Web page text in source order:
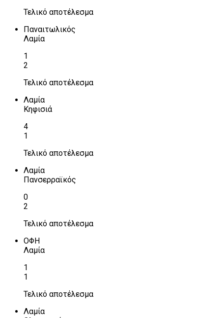
Τελικό αποτέλεσμα
Παναιτωλικός
Λαμία
1
2
Τελικό αποτέλεσμα
Λαμία
Κηφισιά
4
1
Τελικό αποτέλεσμα
Λαμία
Πανσερραϊκός
0
2
Τελικό αποτέλεσμα
ΟΦΗ
Λαμία
1
1
Τελικό αποτέλεσμα
Λαμία